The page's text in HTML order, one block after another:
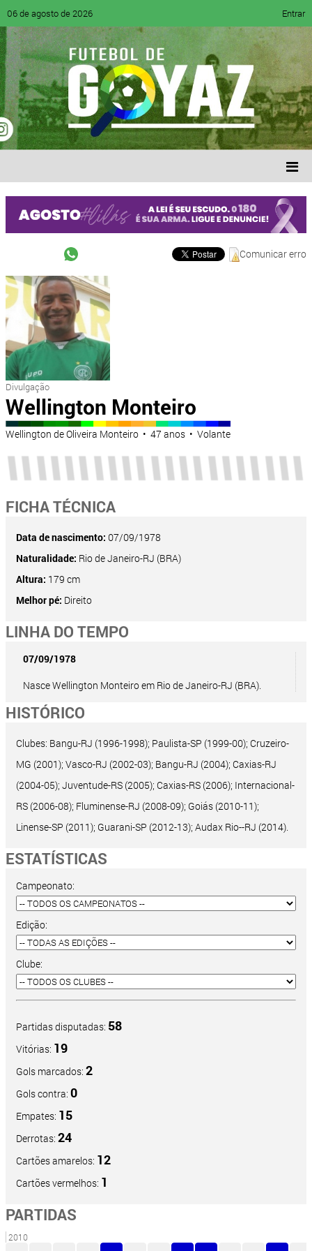
06 de agosto de 2026 Entrar
Comunicar erro
Divulgação
Wellington Monteiro
Wellington de Oliveira Monteiro • 47 anos • Volante
FICHA TÉCNICA
Data de nascimento: 07/09/1978
Naturalidade: Rio de Janeiro-RJ (BRA)
Altura: 179 cm
Melhor pé: Direito
LINHA DO TEMPO
07/09/1978
Nasce Wellington Monteiro em Rio de Janeiro-RJ (BRA).
HISTÓRICO
Clubes: Bangu-RJ (1996-1998); Paulista-SP (1999-00); Cruzeiro-
MG (2001); Vasco-RJ (2002-03); Bangu-RJ (2004); Caxias-RJ
(2004-05); Juventude-RS (2005); Caxias-RS (2006); Internacional-
RS (2006-08); Fluminense-RJ (2008-09); Goiás (2010-11);
Linense-SP (2011); Guarani-SP (2012-13); Audax Rio--RJ (2014).
ESTATÍSTICAS
Campeonato:
Edição:
Clube:
Partidas disputadas: 58
Vitórias: 19
Gols marcados: 2
Gols contra: 0
Empates: 15
Derrotas: 24
Cartões amarelos: 12
Cartões vermelhos: 1
PARTIDAS
2010